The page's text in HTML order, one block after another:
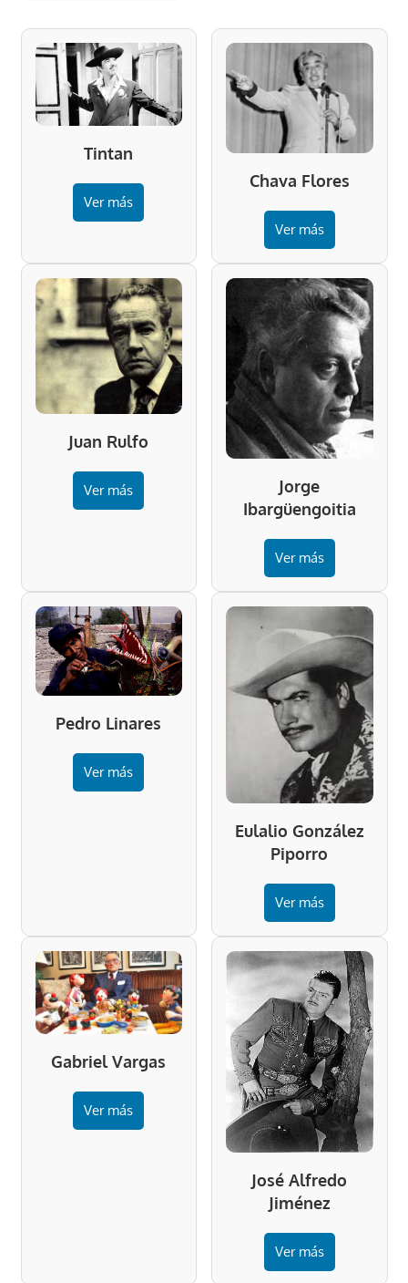
Tintan
Ver más
Chava Flores
Ver más
Juan Rulfo
Ver más
Jorge
Ibargüengoitia
Ver más
Pedro Linares
Ver más
Eulalio González
Piporro
Ver más
Gabriel Vargas
Ver más
José Alfredo
Jiménez
Ver más